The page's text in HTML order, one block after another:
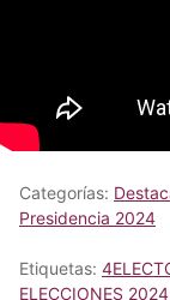
Categorías:
Presidencia 2024
Etiquetas:
ELECCIONES 2024